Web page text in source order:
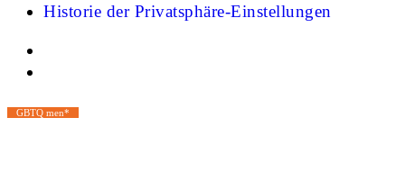
Historie der Privatsphäre-Einstellungen
GBTQ men*